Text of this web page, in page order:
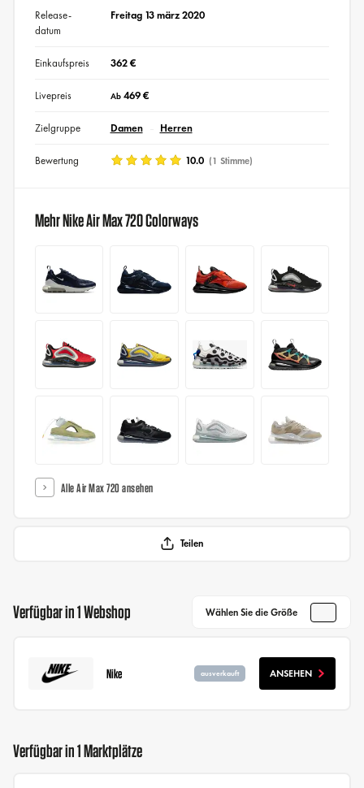
Release-
datum
Freitag 13 märz 2020
Einkaufspreis 362 €
Livepreis Ab469 €
Zielgruppe Damen Herren
Bewertung 10.0 (1 Stimme)
Mehr Nike Air Max 720 Colorways
Alle Air Max 720 ansehen
Teilen
Verfügbar in 1 Webshop Wählen Sie die Größe
Nike ausverkauft ANSEHEN
Verfügbar in 1 Marktplätze